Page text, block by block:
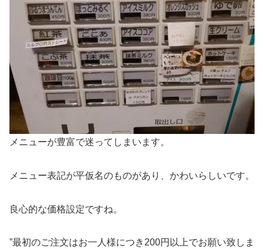
メニューが豊富で迷ってしまいます。
メニュー表記が平仮名のものがあり、かわいらしいです。
良心的な価格設定ですね。
”最初のご注文はお一人様につき200円以上でお願い致しま